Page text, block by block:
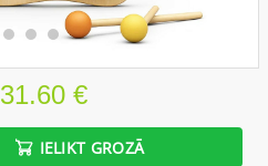
31.60 €
IELIKT GROZĀ